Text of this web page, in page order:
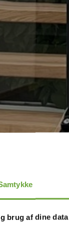
brug af dine data